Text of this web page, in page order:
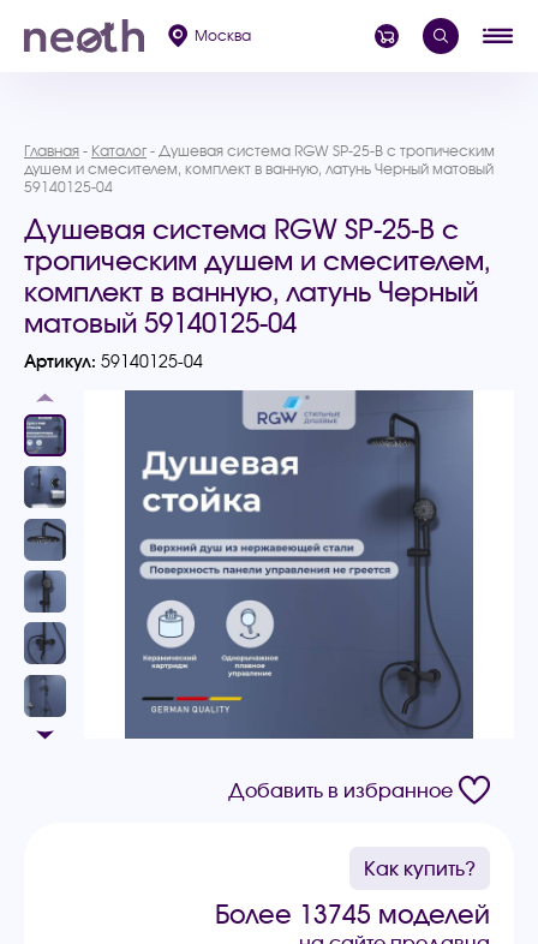
Москва
Главная Каталог
Душевая система RGW SP-25-B с тропическим
душем и смесителем, комплект в ванную, латунь Черный матовый
59140125-04
Душевая система RGW SP-25-B с
тропическим душем и смесителем,
комплект в ванную, латунь Черный
матовый 59140125-04
Артикул: 59140125-04
Добавить в избранное
Как купить?
Более 13745 моделей